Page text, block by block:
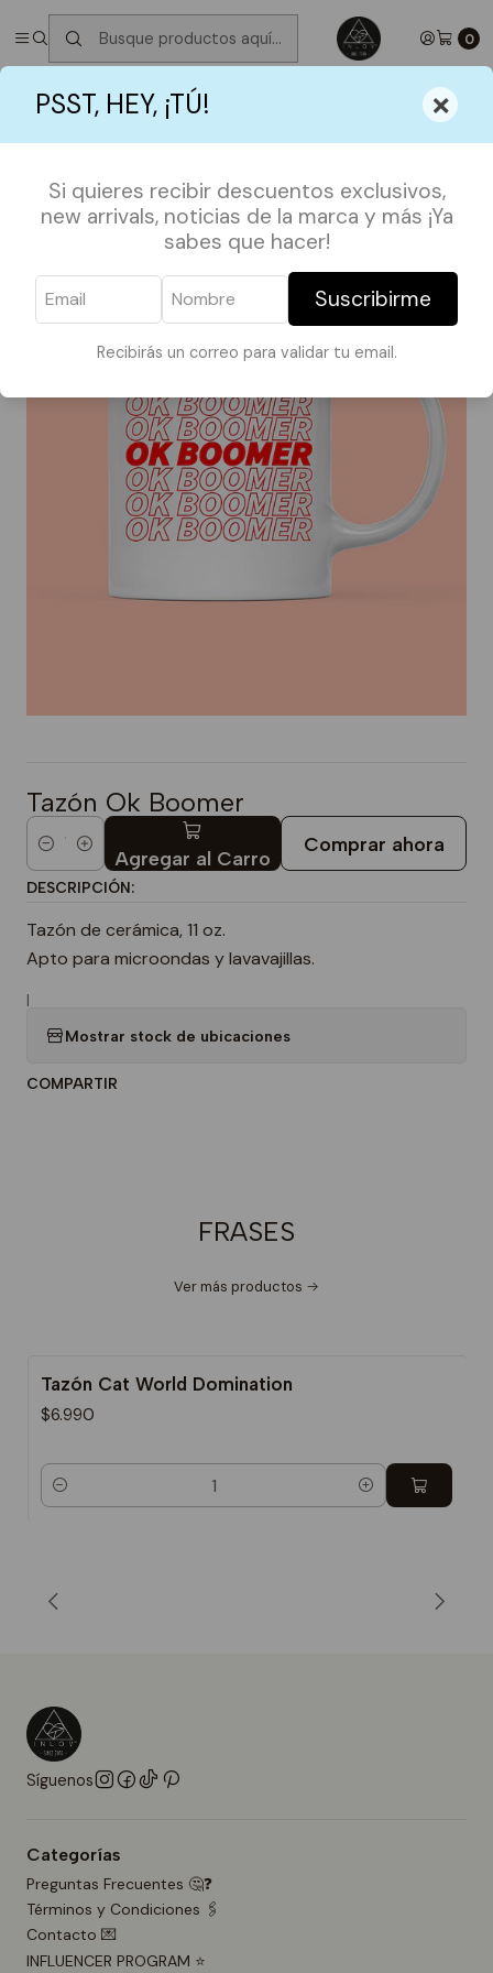
PSST, HEY, ¡TÚ! ×
Si quieres recibir descuentos exclusivos,
new arrivals, noticias de la marca y más ¡Ya
sabes que hacer!
Suscribirme
Recibirás un correo para validar tu email.
0
✮ ⋆ ˚｡𖦹 ⋆｡°✩Próximos Despachos martes 11 de Agosto
⋆｡°✩
Tazón Ok Boomer
Cantidad Agregar al Carro
Comprar ahora
DESCRIPCIÓN:
Tazón de cerámica, 11 oz.
Apto para microondas y lavavajillas.
|
Mostrar stock de ubicaciones
COMPARTIR
FRASES
Ver más productos
Tazón Cat World Domination
$6.990
Cantidad
Síguenos
Categorías
Preguntas Frecuentes 🤔❓
Términos y Condiciones 🖇️
Contacto 💌
INFLUENCER PROGRAM ⭐